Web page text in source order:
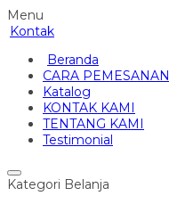
Menu
Kontak
Beranda
CARA PEMESANAN
Katalog
KONTAK KAMI
TENTANG KAMI
Testimonial
Kategori Belanja